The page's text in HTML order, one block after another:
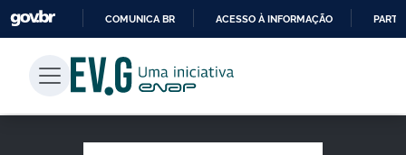
PARA
CONTEÚDO
COMUNICA BR ACESSO À INFORMAÇÃO